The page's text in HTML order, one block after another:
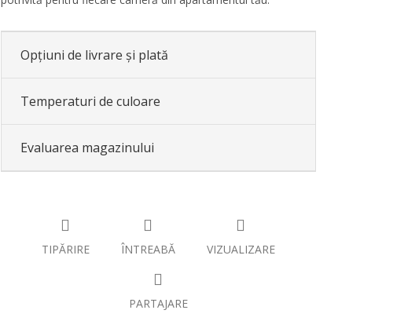
Opțiuni de livrare și plată
Temperaturi de culoare
Evaluarea magazinului
TIPĂRIRE ÎNTREABĂ VIZUALIZARE
PARTAJARE